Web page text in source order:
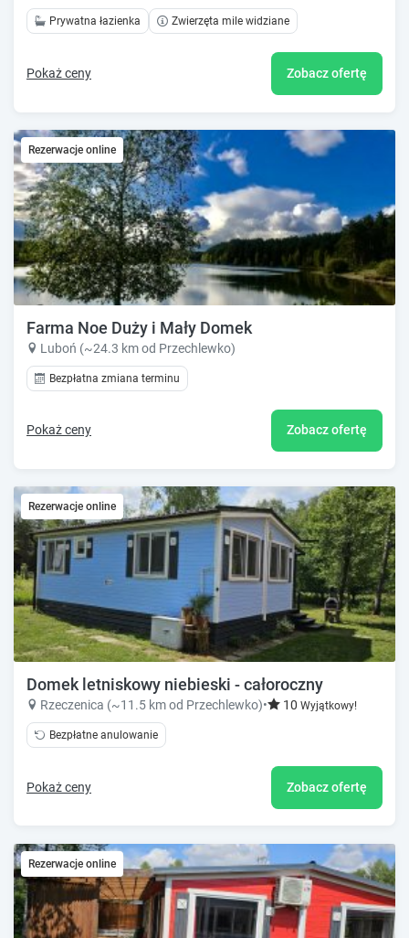
Prywatna łazienka Zwierzęta mile widziane
Pokaż ceny Zobacz ofertę
Rezerwacje online
Farma Noe Duży i Mały Domek
Luboń (~24.3 km od Przechlewko)
Bezpłatna zmiana terminu
Pokaż ceny Zobacz ofertę
Rezerwacje online
Domek letniskowy niebieski - całoroczny
Rzeczenica (~11.5 km od Przechlewko)• 10 Wyjątkowy!
Bezpłatne anulowanie
Pokaż ceny Zobacz ofertę
Rezerwacje online